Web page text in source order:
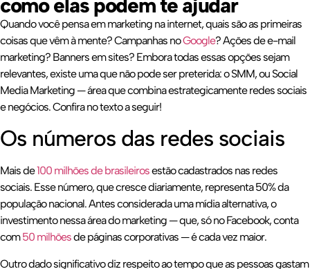
Quando você pensa em marketing na internet, quais são as primeiras
coisas que vêm à mente? Campanhas noGoogle? Ações de e-mail
marketing? Banners em sites? Embora todas essas opções sejam
relevantes, existe uma que não pode ser preterida: o SMM, ou Social
Media Marketing — área que combina estrategicamente redes sociais
e negócios. Confira no texto a seguir!
Os números das redes sociais
Mais de100 milhões de brasileirosestão cadastrados nas redes
sociais. Esse número, que cresce diariamente, representa 50% da
população nacional. Antes considerada uma mídia alternativa, o
investimento nessa área do marketing — que, só no Facebook, conta
com50 milhõesde páginas corporativas — é cada vez maior.
Outro dado significativo diz respeito ao tempo que as pessoas gastam